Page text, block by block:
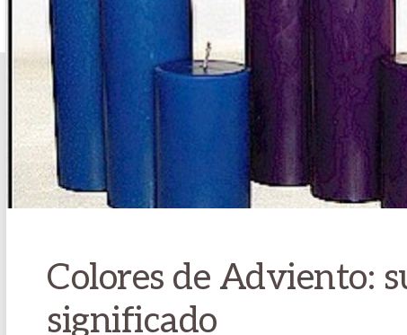
Colores de Adviento:
significado